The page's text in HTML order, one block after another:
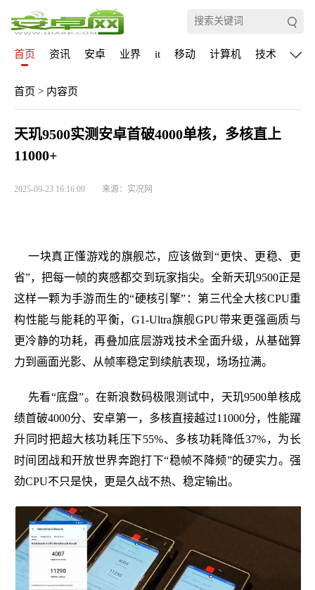
首页 资讯 安卓 业界 it 移动 计算机 技术 通信
首页 > 内容页
天玑9500实测安卓首破4000单核，多核直上
11000+
2025-09-23 16:16:09 来源：实况网
一块真正懂游戏的旗舰芯，应该做到“更快、更稳、更
省”，把每一帧的爽感都交到玩家指尖。全新天玑9500正是
这样一颗为手游而生的“硬核引擎”：第三代全大核CPU重
构性能与能耗的平衡，G1-Ultra旗舰GPU带来更强画质与
更冷静的功耗，再叠加底层游戏技术全面升级，从基础算
力到画面光影、从帧率稳定到续航表现，场场拉满。
先看“底盘”。在新浪数码极限测试中，天玑9500单核成
绩首破4000分、安卓第一，多核直接越过11000分，性能躍
升同时把超大核功耗压下55%、多核功耗降低37%，为长
时间团战和开放世界奔跑打下“稳帧不降频”的硬实力。强
劲CPU不只是快，更是久战不热、稳定输出。